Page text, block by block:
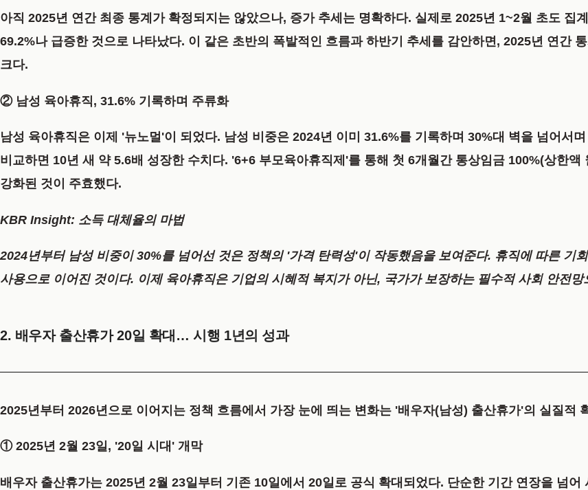
아직 2025년 연간 최종 통계가 확정되지는 않았으나, 증가 추세는 명확하다. 실제로 2025년 1~2월 초도 집
69.2%나 급증한 것으로 나타났다. 이 같은 초반의 폭발적인 흐름과 하반기 추세를 감안하면, 2025년 연간
크다.
② 남성 육아휴직, 31.6% 기록하며 주류화
남성 육아휴직은 이제 '뉴노멀'이 되었다. 남성 비중은 2024년 이미 31.6%를 기록하며 30%대 벽을 넘어서며
비교하면 10년 새 약 5.6배 성장한 수치다. '6+6 부모육아휴직제'를 통해 첫 6개월간 통상임금 100%(상한
강화된 것이 주효했다.
KBR Insight: 소득 대체율의 마법
2024년부터 남성 비중이 30%를 넘어선 것은 정책의 '가격 탄력성'이 작동했음을 보여준다. 휴직에 따른 기
사용으로 이어진 것이다. 이제 육아휴직은 기업의 시혜적 복지가 아닌, 국가가 보장하는 필수적 사회 안전망
2. 배우자 출산휴가 20일 확대… 시행 1년의 성과
2025년부터 2026년으로 이어지는 정책 흐름에서 가장 눈에 띄는 변화는 '배우자(남성) 출산휴가'의 실질적
① 2025년 2월 23일, '20일 시대' 개막
배우자 출산휴가는 2025년 2월 23일부터 기존 10일에서 20일로 공식 확대 되었다. 단순한 기간 연장을 넘어